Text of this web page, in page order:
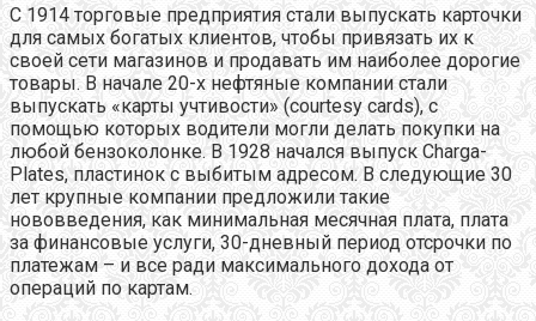
С 1914 торговые предприятия стали выпускать карточки
для самых богатых клиентов, чтобы привязать их к
своей сети магазинов и продавать им наиболее дорогие
товары. В начале 20-х нефтяные компании стали
выпускать «карты учтивости» (courtesy cards), с
помощью которых водители могли делать покупки на
любой бензоколонке. В 1928 начался выпуск Charga-
Plates, пластинок с выбитым адресом. В следующие 30
лет крупные компании предложили такие
нововведения, как минимальная месячная плата, плата
за финансовые услуги, 30-дневный период отсрочки по
платежам – и все ради максимального дохода от
операций по картам.